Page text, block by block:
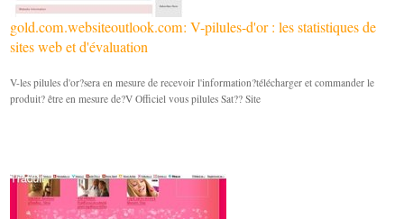
gold.com.websiteoutlook.com: V-pilules-d'or : les statistiques de
sites web et d'évaluation
V-les pilules d'or?sera en mesure de recevoir l'information?télécharger et commander le
produit? être en mesure de?V Officiel vous pilules Sat?? Site